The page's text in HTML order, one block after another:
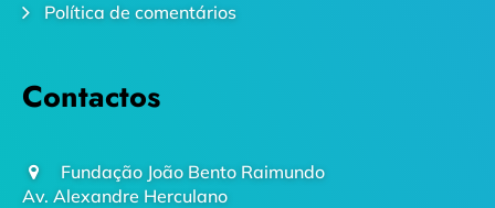
Política de comentários
Contactos
Fundação João Bento Raimundo
Av. Alexandre Herculano